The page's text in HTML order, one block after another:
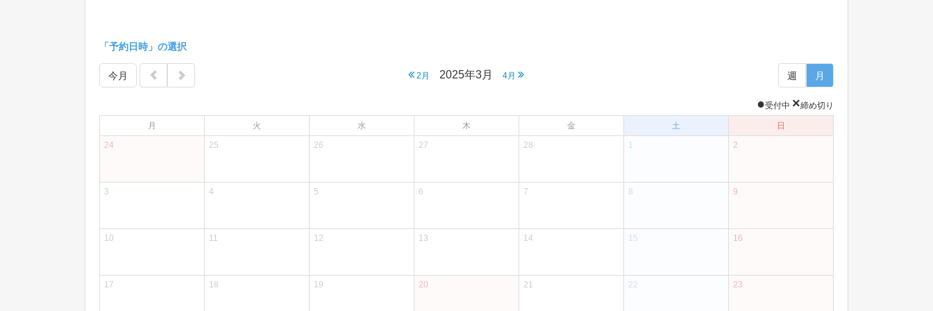
「予約日時」の選択
今月 2月 2025年3月 4月 週 月
●受付中 ×締め切り
月 火 水 木 金 土
日
24
25 26 27 28 1 2
3 4 5 6 7 8 9
10 11 12 13 14 15 16
17 18 19 20 21 22 23